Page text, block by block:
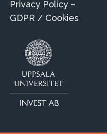
Privacy Policy –
GDPR / Cookies